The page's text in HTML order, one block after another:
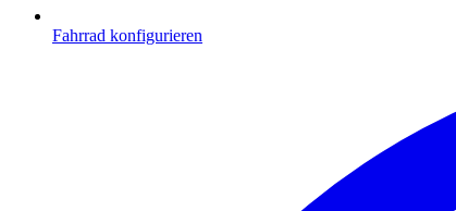
Fahrrad konfigurieren